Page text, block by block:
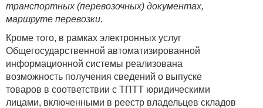
транспортных (перевозочных) документах,
маршруте перевозки.
Кроме того, в рамках электронных услуг
Общегосударственной автоматизированной
информационной системы реализована
возможность получения сведений о выпуске
товаров в соответствии с ТПТТ юридическими
лицами, включенными в реестр владельцев складов